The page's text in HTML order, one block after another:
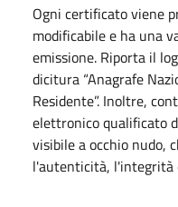
Ogni certificato viene
modificabile e ha una
emissione. Riporta il
dicitura “Anagrafe
Residente”. Inoltre,
elettronico qualificato
visibile a occhio nudo,
l'autenticità, l'integrità